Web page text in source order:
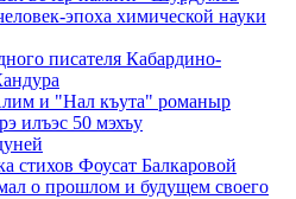
эпоха химической науки
писателя Кабардино-
и "Нал къута" романыр
илъэс 50 мэхъу
стихов Фоусат Балкаровой
о прошлом и будущем своего